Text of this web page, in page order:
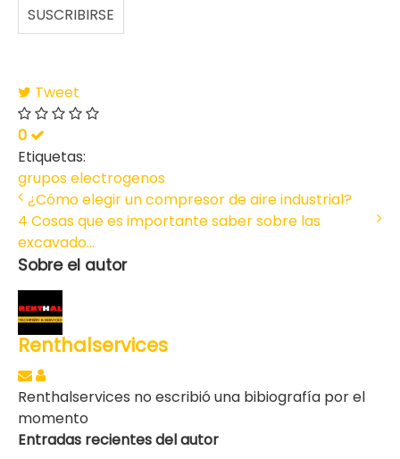
SUSCRIBIRSE
Tweet
0
Etiquetas:
grupos electrogenos
¿Cómo elegir un compresor de aire industrial?
4 Cosas que es importante saber sobre las
excavado...
Sobre el autor
Renthalservices
Renthalservices no escribió una bibiografía por el
momento
Entradas recientes del autor